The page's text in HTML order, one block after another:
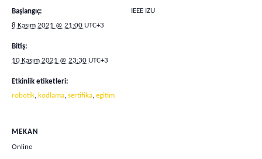
Başlangıç:
8 Kasım 2021 @ 21:00 UTC+3
Bitiş:
10 Kasım 2021 @ 23:30 UTC+3
Etkinlik etiketleri:
robotik, kodlama, sertifika, egitim
IEEE IZU
MEKAN
Online